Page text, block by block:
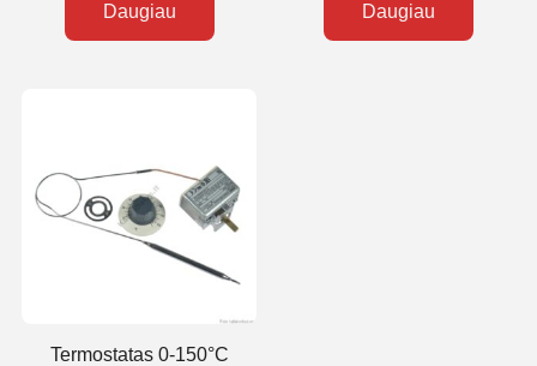
Daugiau Daugiau
Termostatas 0-150°C